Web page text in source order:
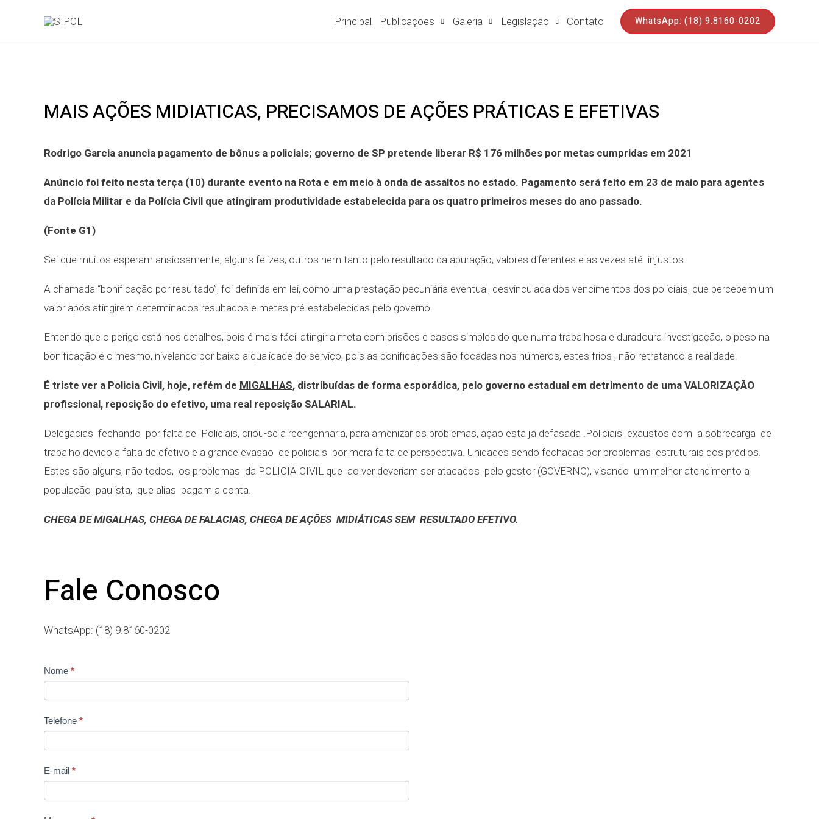
Principal Publicações Galeria Legislação Contato WhatsApp: (18) 9.8160-0202
MAIS AÇÕES MIDIATICAS, PRECISAMOS DE AÇÕES PRÁTICAS E EFETIVAS
Rodrigo Garcia anuncia pagamento de bônus a policiais; governo de SP pretende liberar R$ 176 milhões por metas cumpridas em 2021
Anúncio foi feito nesta terça (10) durante evento na Rota e em meio à onda de assaltos no estado. Pagamento será feito em 23 de maio para agentes
da Polícia Militar e da Polícia Civil que atingiram produtividade estabelecida para os quatro primeiros meses do ano passado.
(Fonte G1)
Sei que muitos esperam ansiosamente, alguns felizes, outros nem tanto pelo resultado da apuração, valores diferentes e as vezes até injustos.
A chamada “bonificação por resultado”, foi definida em lei, como uma prestação pecuniária eventual, desvinculada dos vencimentos dos policiais, que percebem um
valor após atingirem determinados resultados e metas pré-estabelecidas pelo governo.
Entendo que o perigo está nos detalhes, pois é mais fácil atingir a meta com prisões e casos simples do que numa trabalhosa e duradoura investigação, o peso na
bonificação é o mesmo, nivelando por baixo a qualidade do serviço, pois as bonificações são focadas nos números, estes frios , não retratando a realidade.
É triste ver a Policia Civil, hoje, refém de MIGALHAS, distribuídas de forma esporádica, pelo governo estadual em detrimento de uma VALORIZAÇÃO
profissional, reposição do efetivo, uma real reposição SALARIAL.
Delegacias fechando por falta de Policiais, criou-se a reengenharia, para amenizar os problemas, ação esta já defasada .Policiais exaustos com a sobrecarga de
trabalho devido a falta de efetivo e a grande evasão de policiais por mera falta de perspectiva. Unidades sendo fechadas por problemas estruturais dos prédios.
Estes são alguns, não todos, os problemas da POLICIA CIVIL que ao ver deveriam ser atacados pelo gestor (GOVERNO), visando um melhor atendimento a
população paulista, que alias pagam a conta.
CHEGA DE MIGALHAS, CHEGA DE FALACIAS, CHEGA DE AÇÕES MIDIÁTICAS SEM RESULTADO EFETIVO.
Fale Conosco
WhatsApp: (18) 9.8160-0202
Contato
Nome *
Telefone *
E-mail *